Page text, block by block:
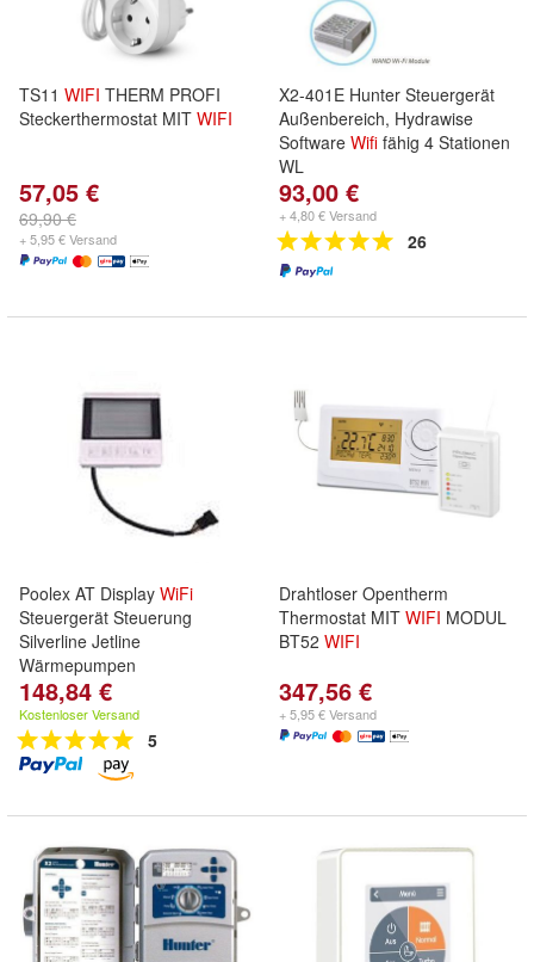
TS11 WIFI THERM PROFI
Steckerthermostat MIT WIFI
57,05 €
69,90 €
+ 5,95 € Versand
X2-401E Hunter Steuergerät
Außenbereich, Hydrawise
Software Wifi fähig 4 Stationen
WL
93,00 €
+ 4,80 € Versand
26
Poolex AT Display WiFi
Steuergerät Steuerung
Silverline Jetline
Wärmepumpen
148,84 €
Kostenloser Versand
5
Drahtloser Opentherm
Thermostat MIT WIFI MODUL
BT52 WIFI
347,56 €
+ 5,95 € Versand